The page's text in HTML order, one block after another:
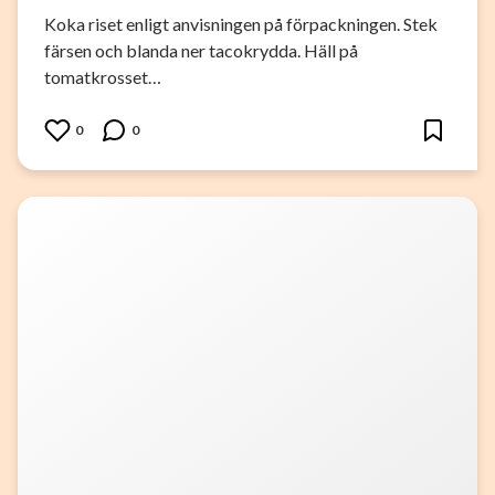
Koka riset enligt anvisningen på förpackningen. Stek
färsen och blanda ner tacokrydda. Häll på
tomatkrosset…
0 0